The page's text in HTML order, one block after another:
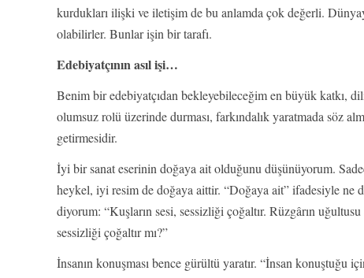
kurdukları ilişki ve iletişim de bu anlamda çok değerli.
olabilirler. Bunlar işin bir tarafı.
Edebiyatçının asıl işi…
Benim bir edebiyatçıdan bekleyebileceğim en büyük katkı,
olumsuz rolü üzerinde durması, farkındalık yaratmada söz
getirmesidir.
İyi bir sanat eserinin doğaya ait olduğunu düşünüyorum.
heykel, iyi resim de doğaya aittir. “Doğaya ait” ifadesiyle ne
diyorum: “Kuşların sesi, sessizliği çoğaltır. Rüzgârın
sessizliği çoğaltır mı?”
İnsanın konuşması bence gürültü yaratır. “İnsan